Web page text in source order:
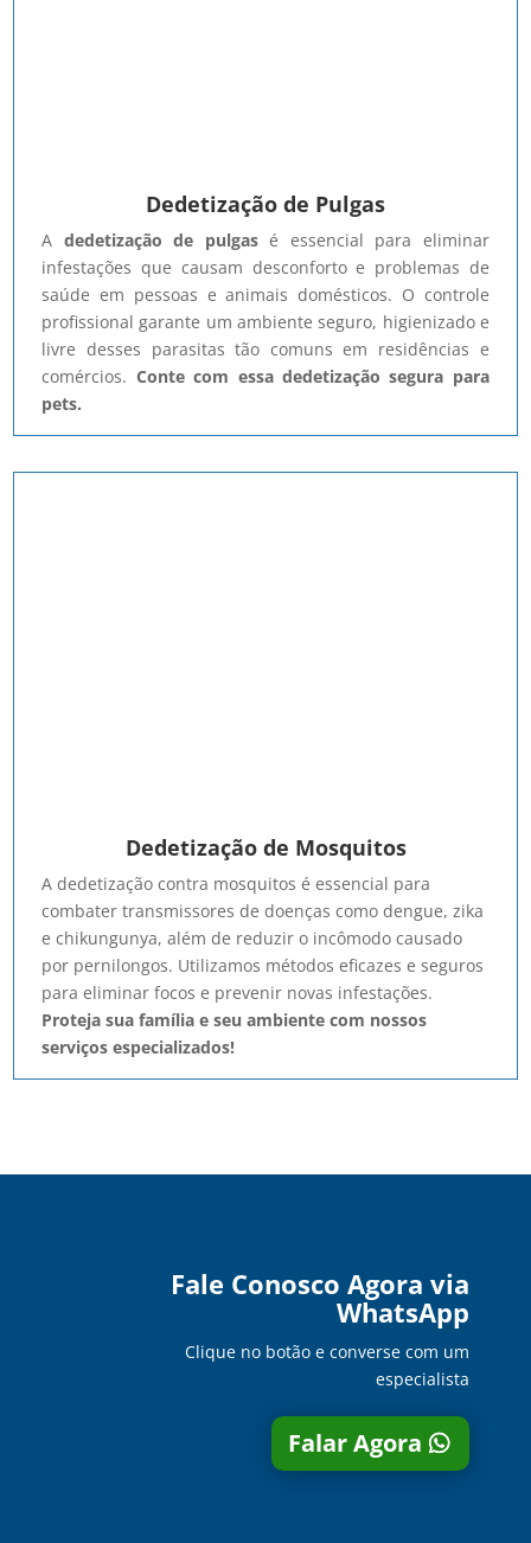
Dedetização de Pulgas
A dedetização de pulgasé essencial para eliminar
infestações que causam desconforto e problemas de
saúde em pessoas e animais domésticos. O controle
profissional garante um ambiente seguro, higienizado e
livre desses parasitas tão comuns em residências e
comércios. Conte com essa dedetização segura para
pets.
Dedetização de Mosquitos
A dedetização contra mosquitos é essencial para
combater transmissores de doenças como dengue, zika
e chikungunya, além de reduzir o incômodo causado
por pernilongos. Utilizamos métodos eficazes e seguros
para eliminar focos e prevenir novas infestações.
Proteja sua família e seu ambiente com nossos
serviços especializados!
Fale Conosco Agora via
WhatsApp
Clique no botão e converse com um
especialista
Falar Agora